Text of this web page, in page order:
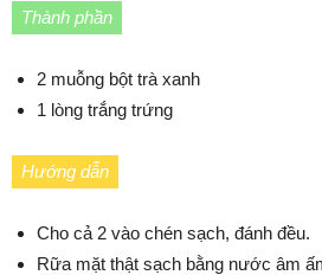
Thành phần
2 muỗng bột trà xanh
1 lòng trắng trứng
Hướng dẫn
Cho cả 2 vào chén sạch, đánh đều.
Rữa mặt thật sạch bằng nước âm